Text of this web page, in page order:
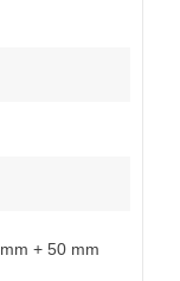
+ 50 mm